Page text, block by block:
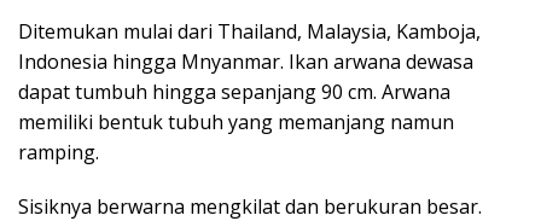
Ditemukan mulai dari Thailand, Malaysia, Kamboja,
Indonesia hingga Mnyanmar. Ikan arwana dewasa
dapat tumbuh hingga sepanjang 90 cm. Arwana
memiliki bentuk tubuh yang memanjang namun
ramping.
Sisiknya berwarna mengkilat dan berukuran besar.